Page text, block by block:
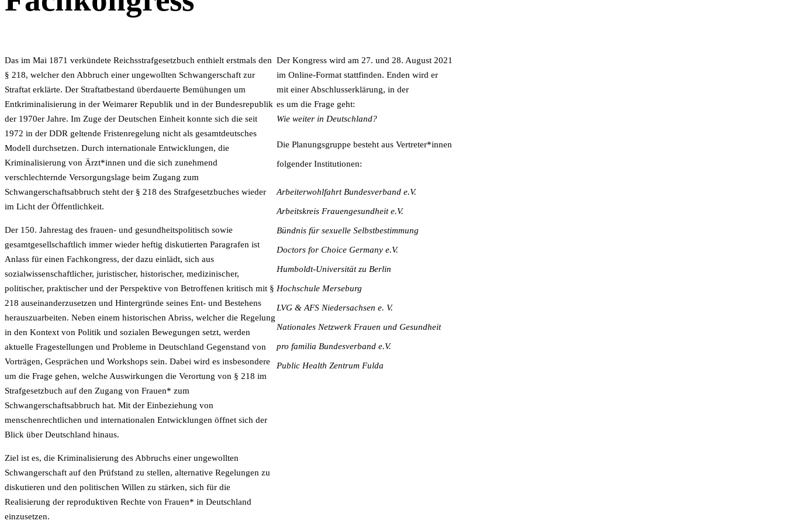
Das im Mai 1871 verkündete Reichsstrafgesetzbuch enthielt erstmals den
§ 218, welcher den Abbruch einer ungewollten Schwangerschaft zur
Straftat erklärte. Der Straftatbestand überdauerte Bemühungen um
Entkriminalisierung in der Weimarer Republik und in der Bundesrepublik
der 1970er Jahre. Im Zuge der Deutschen Einheit konnte sich die seit
1972 in der DDR geltende Fristenregelung nicht als gesamtdeutsches
Modell durchsetzen. Durch internationale Entwicklungen, die
Kriminalisierung von Ärzt*innen und die sich zunehmend
verschlechternde Versorgungslage beim Zugang zum
Schwangerschaftsabbruch steht der § 218 des Strafgesetzbuches wieder
im Licht der Öffentlichkeit.
Der 150. Jahrestag des frauen- und gesundheitspolitisch sowie
gesamtgesellschaftlich immer wieder heftig diskutierten Paragrafen ist
Anlass für einen Fachkongress, der dazu einlädt, sich aus
sozialwissenschaftlicher, juristischer, historischer, medizinischer,
politischer, praktischer und der Perspektive von Betroffenen kritisch mit §
218 auseinanderzusetzen und Hintergründe seines Ent- und Bestehens
herauszuarbeiten. Neben einem historischen Abriss, welcher die Regelung
in den Kontext von Politik und sozialen Bewegungen setzt, werden
aktuelle Fragestellungen und Probleme in Deutschland Gegenstand von
Vorträgen, Gesprächen und Workshops sein. Dabei wird es insbesondere
um die Frage gehen, welche Auswirkungen die Verortung von § 218 im
Strafgesetzbuch auf den Zugang von Frauen* zum
Schwangerschaftsabbruch hat. Mit der Einbeziehung von
menschenrechtlichen und internationalen Entwicklungen öffnet sich der
Blick über Deutschland hinaus.
Ziel ist es, die Kriminalisierung des Abbruchs einer ungewollten
Schwangerschaft auf den Prüfstand zu stellen, alternative Regelungen zu
diskutieren und den politischen Willen zu stärken, sich für die
Realisierung der reproduktiven Rechte von Frauen* in Deutschland
einzusetzen.
Der Kongress wird am 27. und 28. August 2021
im Online-Format stattfinden. Enden wird er
mit einer Abschlusserklärung, in der
es um die Frage geht:
Wie weiter in Deutschland?
Die Planungsgruppe besteht aus Vertreter*innen
folgender Institutionen:
Arbeiterwohlfahrt Bundesverband e.V.
Arbeitskreis Frauengesundheit e.V.
Bündnis für sexuelle Selbstbestimmung
Doctors for Choice Germany e.V.
Humboldt-Universität zu Berlin
Hochschule Merseburg
LVG & AFS Niedersachsen e. V.
Nationales Netzwerk Frauen und Gesundheit
pro familia Bundesverband e.V.
Public Health Zentrum Fulda